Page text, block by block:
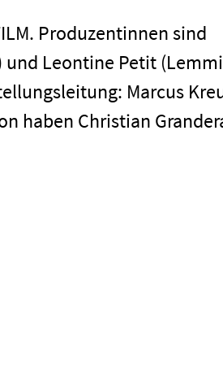
Produzentinnen sind
Leontine Petit
Marcus
haben Christian